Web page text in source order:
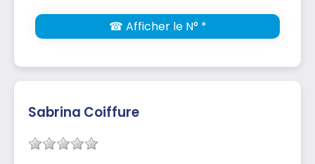
☎ Afficher le N° *
Sabrina Coiffure